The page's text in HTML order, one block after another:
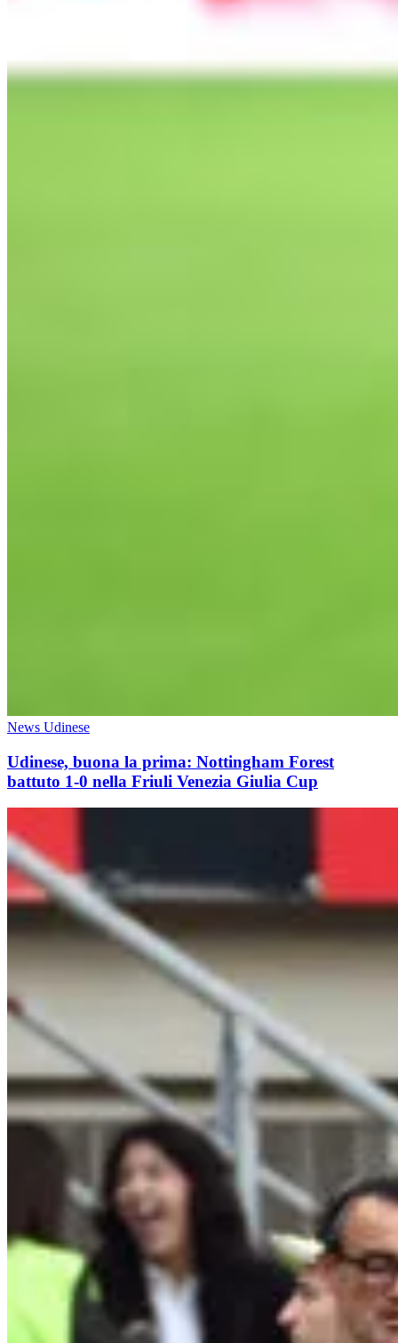
News Udinese
Udinese, buona la prima: Nottingham Forest
battuto 1-0 nella Friuli Venezia Giulia Cup